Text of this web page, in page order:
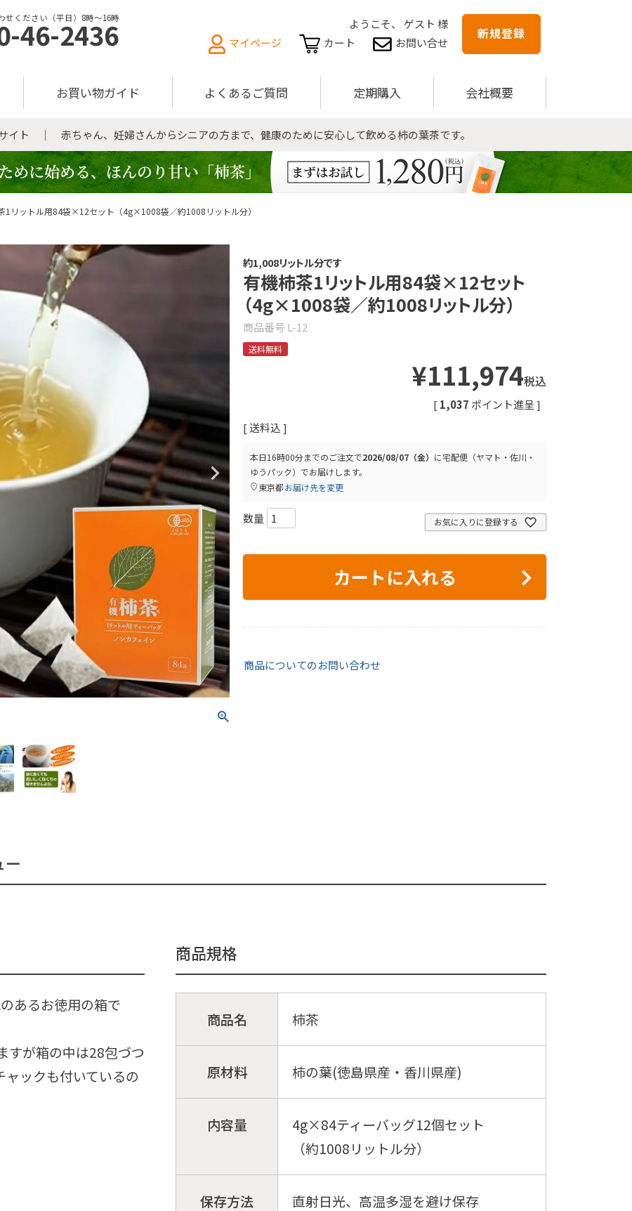
せください（平日）8時〜16時
46-2436
ようこそ、 ゲスト 様
マイページ
カート お問い合せ
新規登録
お買い物ガイド よくあるご質問 定期購入 会社概要
イト ｜ 赤ちゃん、妊婦さんからシニアの方まで、健康のために安心して飲める柿の葉茶です。
1リットル用84袋×12セット（4g×1008袋／約1008リットル分）
約1,008リットル分です
有機柿茶1リットル用84袋×12セット
（4g×1008袋／約1008リットル分）
商品番号 L-12
送料無料
¥111,974税込
[ 1,037 ポイント進呈 ]
送料込
本日16時00分までのご注文で2026/08/07（金） に宅配便（ヤマト・佐川・
ゆうパック） でお届けします。
東京都お届け先を変更
お気に入りに登録する
カートに入れる
商品についてのお問い合わせ
ー
あるお徳用の箱で
すが箱の中は28包づつ
ックも付いているの
商品規格
商品名 柿茶
原材料 柿の葉(徳島県産・香川県産)
内容量
4g×84ティーバッグ12個セット
（約1008リットル分）
保存方法 直射日光、高温多湿を避け保存